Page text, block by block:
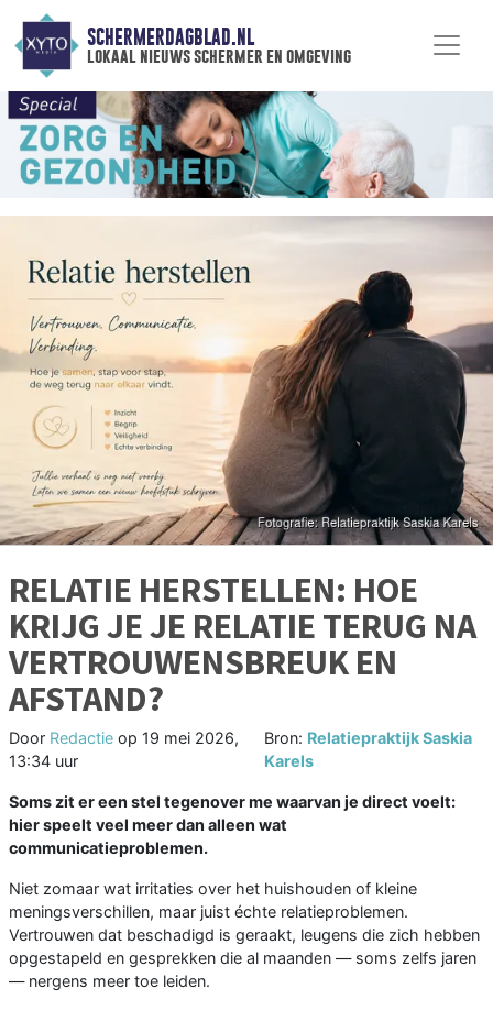
SCHERMERDAGBLAD.NL
lokaal nieuws schermer en omgeving
RELATIE HERSTELLEN: HOE
KRIJG JE JE RELATIE TERUG NA
VERTROUWENSBREUK EN
AFSTAND?
Door Redactie op 19 mei 2026,
13:34 uur
Bron: Relatiepraktijk Saskia
Karels
Soms zit er een stel tegenover me waarvan je direct voelt:
hier speelt veel meer dan alleen wat
communicatieproblemen.
Niet zomaar wat irritaties over het huishouden of kleine
meningsverschillen, maar juist échte relatieproblemen.
Vertrouwen dat beschadigd is geraakt, leugens die zich hebben
opgestapeld en gesprekken die al maanden — soms zelfs jaren
— nergens meer toe leiden.